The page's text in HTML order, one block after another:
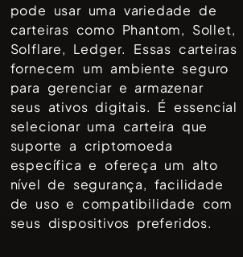
pode usar uma variedade de
carteiras como Phantom, Sollet,
Solflare, Ledger. Essas carteiras
fornecem um ambiente seguro
para gerenciar e armazenar
seus ativos digitais. É essencial
selecionar uma carteira que
suporte a criptomoeda
específica e ofereça um alto
nível de segurança, facilidade
de uso e compatibilidade com
seus dispositivos preferidos.